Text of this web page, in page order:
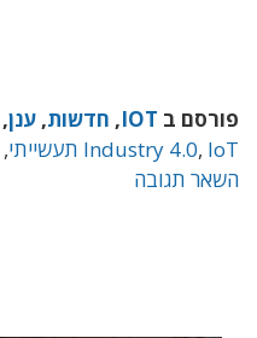
פורסם ב IOT
, חדשות, ענן,
Industry 4.0, IoT תעשייתי ,
השאר תגובה